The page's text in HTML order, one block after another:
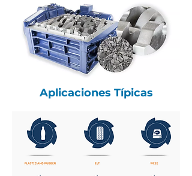
Aplicaciones Típicas